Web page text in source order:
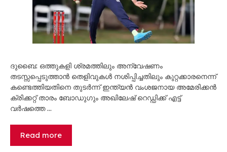
ദുബൈ: ഒത്തുകളി ശ്രമത്തിലും അന്വേഷണം
തടസ്സപ്പെടുത്താൻ തെളിവുകൾ നശിപ്പിച്ചതിലും കുറ്റക്കാരനെന്ന്
കണ്ടെത്തിയതിനെ തുടർന്ന് ഇന്ത്യൻ വംശജനായ അമേരിക്കൻ
ക്രിക്കറ്റ് താരം ബോഡുഗും അഖിലേഷ് റെഡ്ഡിക്ക് എട്ട്
വർഷത്തെ …
Read more